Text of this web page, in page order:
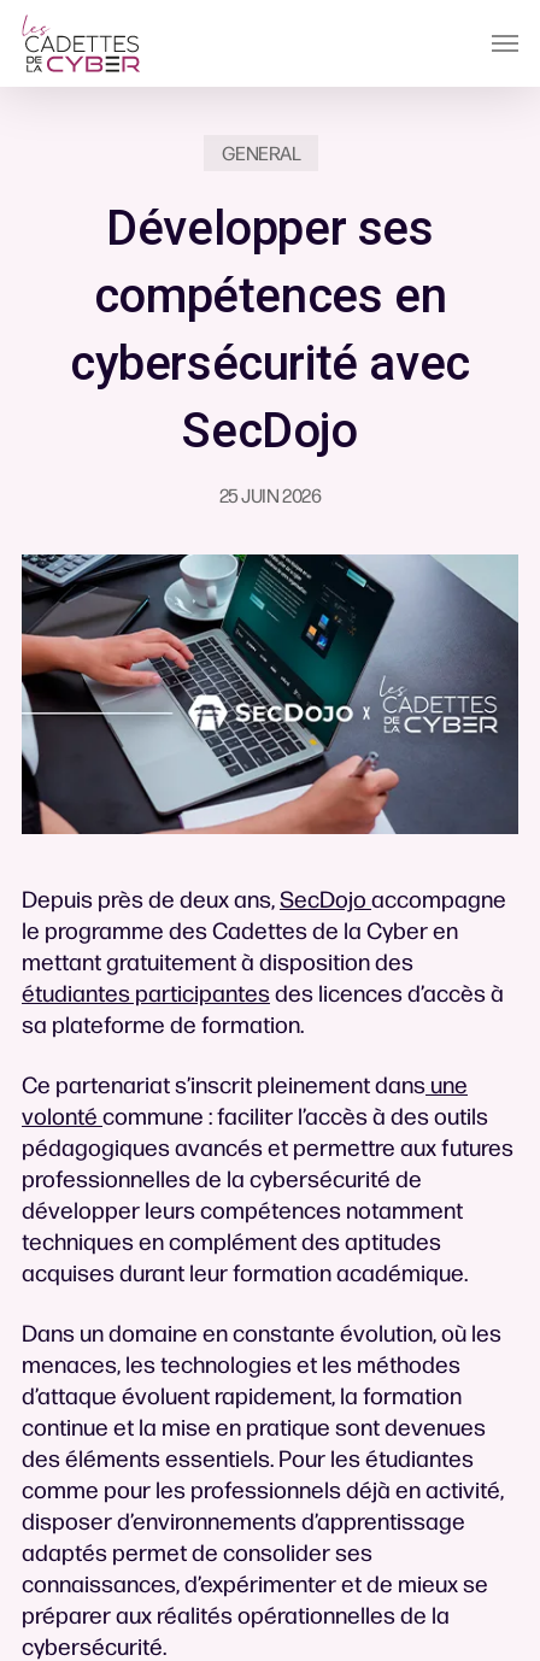
Passer
au
contenu
principal
GENERAL
Développer ses
compétences en
cybersécurité avec
SecDojo
25 JUIN 2026
Depuis près de deux ans, SecDojo accompagne
le programme des Cadettes de la Cyber en
mettant gratuitement à disposition des
étudiantes participantesdes licences d’accès à
sa plateforme de formation.
Ce partenariat s’inscrit pleinement dans une
volonté commune : faciliter l’accès à des outils
pédagogiques avancés et permettre aux futures
professionnelles de la cybersécurité de
développer leurs compétences notamment
techniques en complément des aptitudes
acquises durant leur formation académique.
Dans un domaine en constante évolution, où les
menaces, les technologies et les méthodes
d’attaque évoluent rapidement, la formation
continue et la mise en pratique sont devenues
des éléments essentiels. Pour les étudiantes
comme pour les professionnels déjà en activité,
disposer d’environnements d’apprentissage
adaptés permet de consolider ses
connaissances, d’expérimenter et de mieux se
préparer aux réalités opérationnelles de la
cybersécurité.